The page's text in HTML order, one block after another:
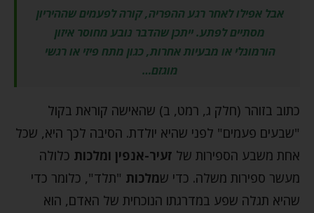
אבל אפילו לאחר רגע ההפריה, קורה לפעמים שההיריון
מסתיים לפתע. ייתכן שהדבר נובע מחוסר איזון
הורמונלי או מבעיות אחרות, כגון מתח פיזי או רגשי
מוגזם…
כתוב בזוהר (חלק ג, רמט, ב) שהאישה קוראת בקול
"שבעים פעמים" לפני שהיא יולדת. הסיבה לכך היא, שכל
אחת משבע הספירות של זעיר-אנפין ומלכות כלולה
מעשר ספירות משלה. כדי שמלכות "תלד", כלומר כדי
שהיא תגלה שפע במדרגתו הנוכחית של האדם, הוא